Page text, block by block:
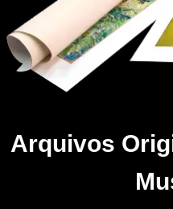
Arquivos